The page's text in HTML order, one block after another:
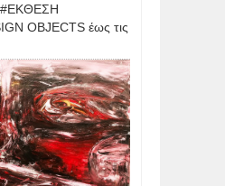
OBJECTS έως τις